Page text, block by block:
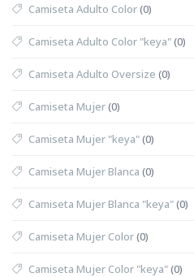
Camiseta Adulto Color(0)
Camiseta Adulto Color "keya"(0)
Camiseta Adulto Oversize (0)
Camiseta Mujer(0)
Camiseta Mujer "keya"(0)
Camiseta Mujer Blanca (0)
Camiseta Mujer Blanca "keya"(0)
Camiseta Mujer Color(0)
Camiseta Mujer Color "keya"(0)